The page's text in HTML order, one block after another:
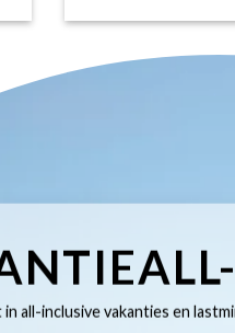
all-inclusive vakanties en